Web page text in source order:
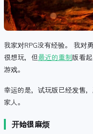
我家对RPG没有经验。 我对
很想玩，但最近的重制版看
游戏。
幸运的是，试玩版已经发售
家人。
开始很麻烦